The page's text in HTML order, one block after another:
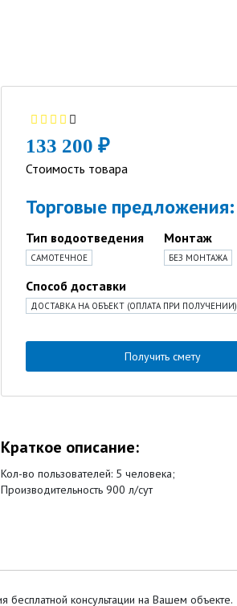
133 200 ₽
Стоимость товара
Торговые предложения:
Тип водоотведения
САМОТЕЧНОЕ
Монтаж
БЕЗ МОНТАЖА
Способ доставки
ДОСТАВКА НА ОБЪЕКТ (ОПЛАТА ПРИ ПОЛУЧЕНИИ)
Получить смету
Краткое описание:
Кол-во пользователей: 5 человека;
Производительность 900 л/сут
консультации на Вашем объекте.